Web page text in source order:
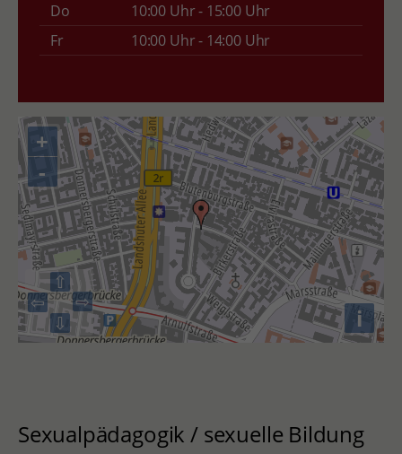
⇧
⇨
⇦
⇩
+
-
i
Do
10:00 Uhr - 15:00 Uhr
Fr
10:00 Uhr - 14:00 Uhr
Sexualpädagogik / sexuelle Bildung